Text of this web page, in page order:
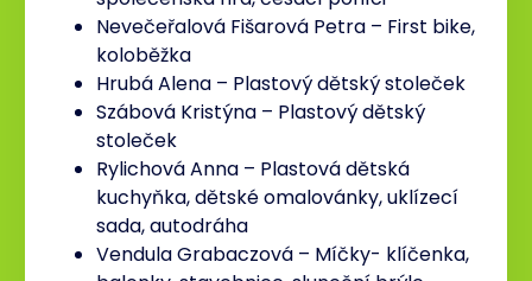
Nevečeřalová Fišarová Petra – First bike,
koloběžka
Hrubá Alena – Plastový dětský stoleček
Szábová Kristýna – Plastový dětský
stoleček
Rylichová Anna – Plastová dětská
kuchyňka, dětské omalovánky, uklízecí
sada, autodráha
Vendula Grabaczová – Míčky- klíčenka,